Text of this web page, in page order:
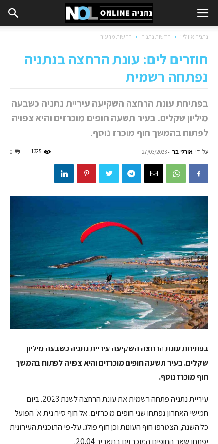
נתניה און ליין חדשות נתניה חדשות מהעיר
חוזרים לים: עונת הרחצה בנתניה
נפתחה רשמית
בפתיחת עונת הרחצה השקיעה עיריית נתניה כשבעה
מיליון שקלים. בעיר תשעה חופים מוכרזים והיא צפויה
לפתוח בהמשך חוף מוכרז נוסף.
על ידי אורלי בר -
27/03/2023
0 1325
בפתיחת עונת הרחצה השקיעה עיריית נתניה כשבעה מיליון
שקלים. בעיר תשעה חופים מוכרזים והיא צפויה לפתוח בהמשך
חוף מוכרז נוסף.
עיריית נתניה פתחה רשמית את עונת הרחצה לשנת 2023. ביום
חמישי האחרון נפתחו שני חופים מוכרזים. אל חוף סירונית א' הפועל
כל השנה, הצטרפו חוף העונות וכן חוף פולג. על-פי התוכנית העירונית
יפתחו שאר החופים המוכרזים בתאריך 20.04.